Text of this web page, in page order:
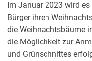
Im Januar 2023 wird
Bürger ihren
die Weihnachtsbäume
die Möglichkeit zur
und Grünschnittes